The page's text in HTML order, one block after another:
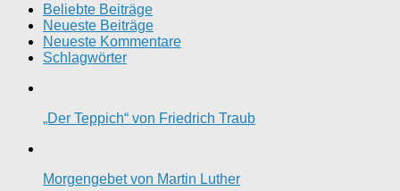
Beliebte Beiträge
Neueste Beiträge
Neueste Kommentare
Schlagwörter
„Der Teppich“ von Friedrich Traub
Morgengebet von Martin Luther